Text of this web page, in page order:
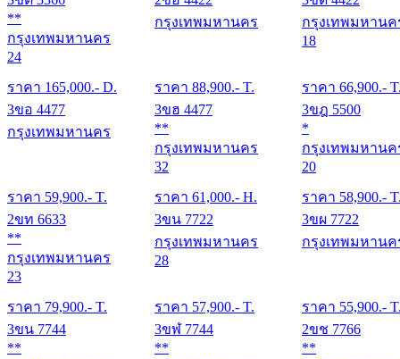
**
กรุงเทพมหานคร
24
ราคา 165,000.- D.
กรุงเทพมหานคร
ราคา 88,900.- T.
กรุงเทพมหานค
18
ราคา 66,900.-
3ขอ 4477
กรุงเทพมหานคร
ราคา 59,900.- T.
3ขฮ 4477
**
กรุงเทพมหานคร
32
ราคา 61,000.- H.
3ขฎ 5500
*
กรุงเทพมหานค
20
ราคา 58,900.-
2ขท 6633
**
กรุงเทพมหานคร
23
ราคา 79,900.- T.
3ขน 7722
กรุงเทพมหานคร
28
ราคา 57,900.- T.
3ขผ 7722
กรุงเทพมหานค
ราคา 55,900.-
3ขน 7744
**
3ขฬ 7744
**
2ขช 7766
**